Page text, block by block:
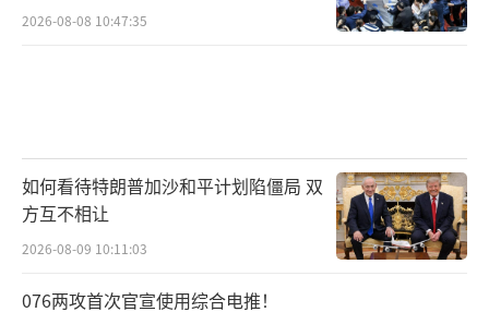
2026-08-08 10:47:35
如何看待特朗普加沙和平计划陷僵局 双
方互不相让
2026-08-09 10:11:03
076两攻首次官宣使用综合电推！